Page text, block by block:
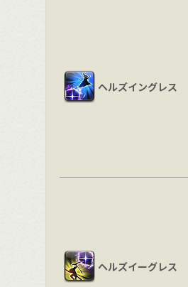
ヘルズイングレス
ヘルズイーグレス